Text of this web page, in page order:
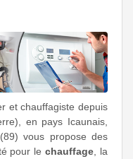
et chauffagiste depuis
en pays Icaunais,
vous propose des
pour lechauffage , la